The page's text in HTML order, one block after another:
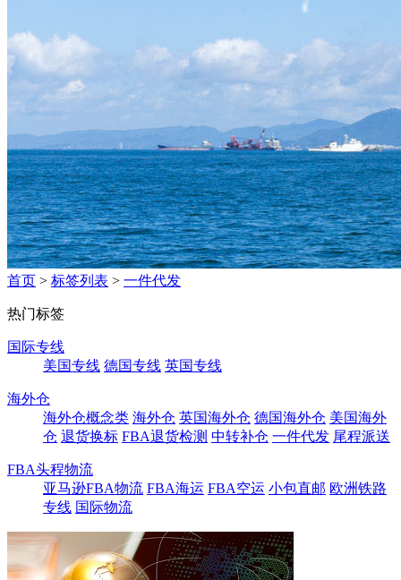
首页 > 标签列表 > 一件代发
热门标签
国际专线
美国专线 德国专线 英国专线
海外仓
海外仓概念类 海外仓 英国海外仓 德国海外仓 美国海外
仓 退货换标 FBA退货检测 中转补仓 一件代发 尾程派送
FBA头程物流
亚马逊FBA物流 FBA海运 FBA空运 小包直邮 欧洲铁路
专线 国际物流